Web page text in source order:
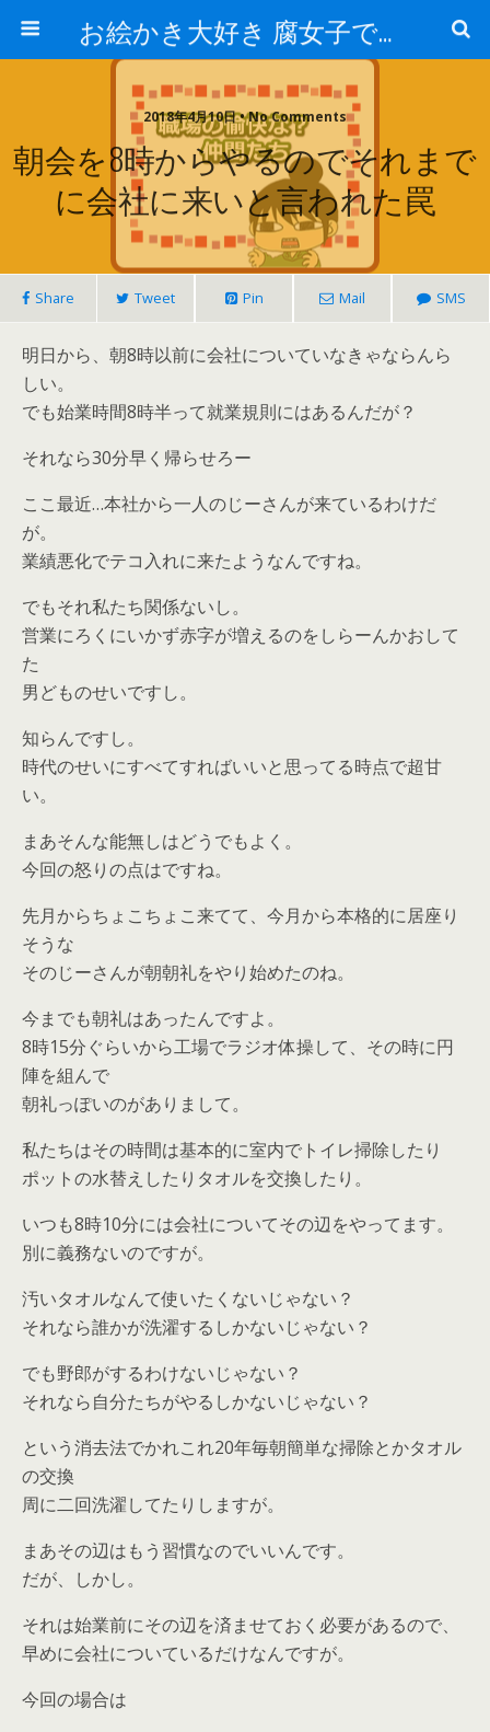
お絵かき大好き 腐女子でゲーマーのおかしな生活
2018年4月10日 • No Comments
朝会を8時からやるのでそれまで
に会社に来いと言われた罠
Share Tweet Pin Mail SMS
明日から、朝8時以前に会社についていなきゃならんら
しい。
でも始業時間8時半って就業規則にはあるんだが？
それなら30分早く帰らせろー
ここ最近…本社から一人のじーさんが来ているわけだ
が。
業績悪化でテコ入れに来たようなんですね。
でもそれ私たち関係ないし。
営業にろくにいかず赤字が増えるのをしらーんかおして
た
男どものせいですし。
知らんですし。
時代のせいにすべてすればいいと思ってる時点で超甘
い。
まあそんな能無しはどうでもよく。
今回の怒りの点はですね。
先月からちょこちょこ来てて、今月から本格的に居座り
そうな
そのじーさんが朝朝礼をやり始めたのね。
今までも朝礼はあったんですよ。
8時15分ぐらいから工場でラジオ体操して、その時に円
陣を組んで
朝礼っぽいのがありまして。
私たちはその時間は基本的に室内でトイレ掃除したり
ポットの水替えしたりタオルを交換したり。
いつも8時10分には会社についてその辺をやってます。
別に義務ないのですが。
汚いタオルなんて使いたくないじゃない？
それなら誰かが洗濯するしかないじゃない？
でも野郎がするわけないじゃない？
それなら自分たちがやるしかないじゃない？
という消去法でかれこれ20年毎朝簡単な掃除とかタオル
の交換
周に二回洗濯してたりしますが。
まあその辺はもう習慣なのでいいんです。
だが、しかし。
それは始業前にその辺を済ませておく必要があるので、
早めに会社についているだけなんですが。
今回の場合は